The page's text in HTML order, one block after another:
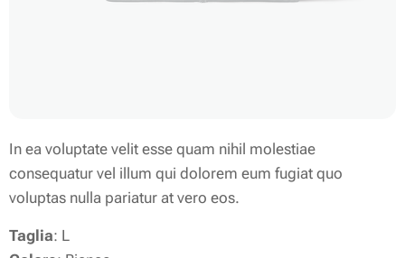
In ea voluptate velit esse quam nihil molestiae
consequatur vel illum qui dolorem eum fugiat quo
voluptas nulla pariatur at vero eos.
Taglia: L